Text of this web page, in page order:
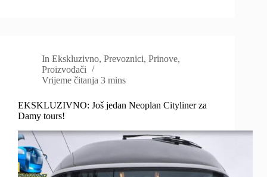
In Ekskluzivno,Prevoznici,Prinove,
Proizvođači
Vrijeme čitanja 3 mins
EKSKLUZIVNO: Još jedan Neoplan Cityliner za
Damy tours!